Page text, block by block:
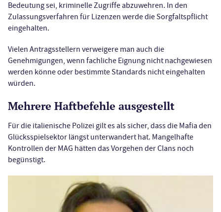
Bedeutung sei, kriminelle Zugriffe abzuwehren. In den
Zulassungsverfahren für Lizenzen werde die Sorgfaltspflicht
eingehalten.
Vielen Antragsstellern verweigere man auch die
Genehmigungen, wenn fachliche Eignung nicht nachgewiesen
werden könne oder bestimmte Standards nicht eingehalten
würden.
Mehrere Haftbefehle ausgestellt
Für die italienische Polizei gilt es als sicher, dass die Mafia den
Glücksspielsektor längst unterwandert hat. Mangelhafte
Kontrollen der MAG hätten das Vorgehen der Clans noch
begünstigt.